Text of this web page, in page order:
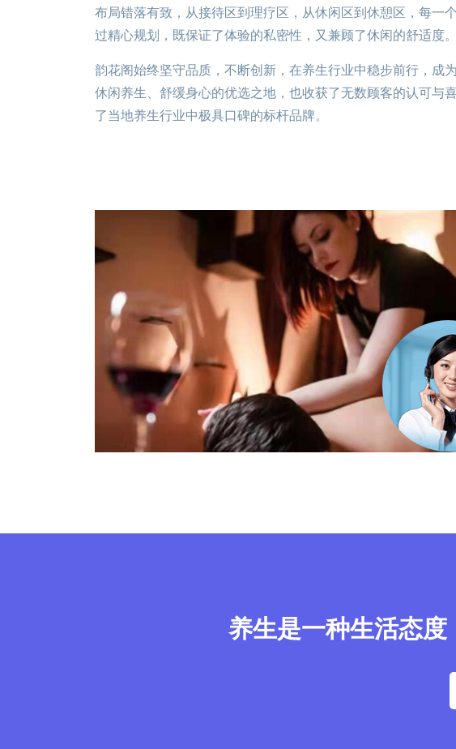
布局错落有致，从接待区到理疗区，从休闲区到休憩区，每一
过精心规划，既保证了体验的私密性，又兼顾了休闲的舒适度。
韵花阁始终坚守品质，不断创新，在养生行业中稳步前行，成
休闲养生、舒缓身心的优选之地，也收获了无数顾客的认可与
了当地养生行业中极具口碑的标杆品牌。
养生是一种生活态